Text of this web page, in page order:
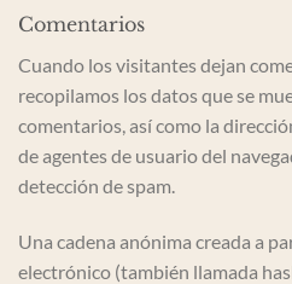
Comentarios
Cuando los visitantes dejan
recopilamos los datos que se
comentarios, así como la
de agentes de usuario del
detección de spam.
Una cadena anónima creada a
electrónico (también llamada